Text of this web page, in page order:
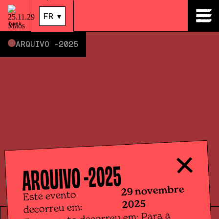
back
FR ▾
ARQUIVO -2025
ARQUIVO -2025
Este evento
decorreu em:
29 novembre
2025